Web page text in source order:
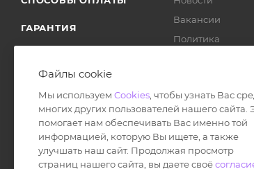
ГАРАНТИЯ
Вакансии
Политика
Файлы cookie
Мы используем Cookies , чтобы узнать Вас
многих других пользователей нашего сайта.
помогает нам обеспечивать Вас именно той
информацией, которую Вы ищете, а также
улучшать наш сайт. Продолжая просмотр
страниц нашего сайта, вы даете своё